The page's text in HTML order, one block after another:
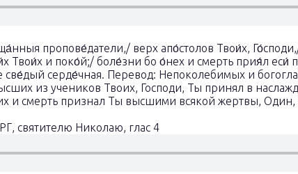
пропове́датели,/ верх апо́столов Твои́х,
Твои́х и поко́й;/ боле́зни бо о́нех и смерть прия́л еси́
све́дый серде́чная. Перевод: Непоколебимых и
из учеников Твоих, Господи, Ты принял в
и смерть признал Ты высшими всякой жертвы, Один,
святителю Николаю, глас 4